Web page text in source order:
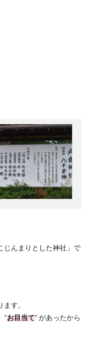
じんまりとした神社」で
す。
“お目当て” があったから